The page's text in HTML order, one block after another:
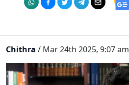
Chithra / Mar 24th 2025, 9:07 am